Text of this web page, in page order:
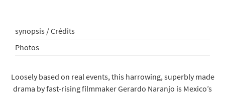
synopsis / Crédits
Photos
Loosely based on real events, this harrowing, superbly made
drama by fast-rising filmmaker Gerardo Naranjo is Mexico’s